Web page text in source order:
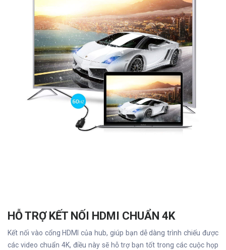
HỖ TRỢ KẾT NỐI HDMI CHUẨN 4K
Kết nối vào cổng HDMI của hub, giúp bạn dễ dàng trình chiếu được
các video chuẩn 4K, điều này sẽ hỗ trợ bạn tốt trong các cuộc họp